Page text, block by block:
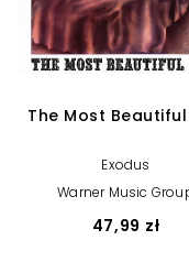
The Most
Exodus
Warner Music
47,99 zł